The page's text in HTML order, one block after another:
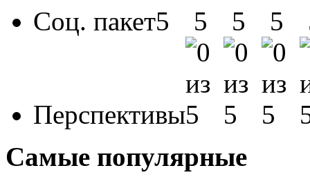
Соц. пакет
Перспективы
Самые популярные